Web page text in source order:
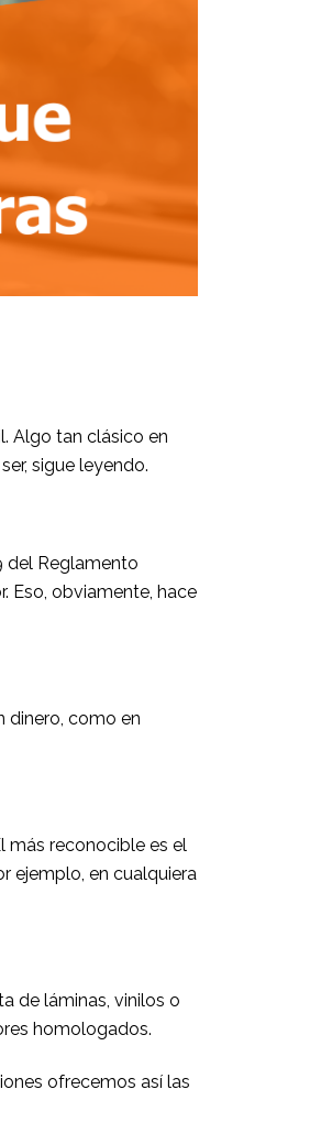
Algo tan clásico en
sigue leyendo.
del Reglamento
Eso, obviamente, hace
dinero, como en
más reconocible es el
ejemplo, en cualquiera
de láminas, vinilos o
homologados.
ofrecemos así las